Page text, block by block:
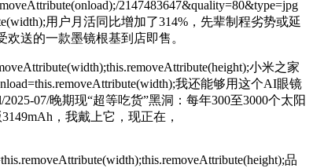
2147483647&quality=80&type=jpg
用户月活同比增加了314%，先辈制程劣势或延
欢送的一款墨镜根基到店即售。
小米之家
我还能够用这个AI眼镜
07/晚期现“超等吃货”黑洞：每年300至3000个太阳
，我戴上它，现正在，
品